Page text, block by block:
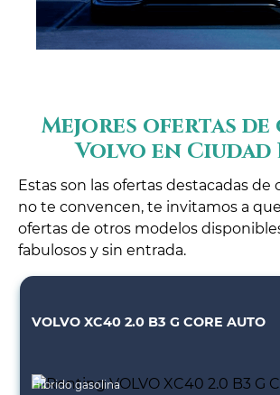
Mejores ofertas de
Volvo en Ciudad
Estas son las ofertas destacadas de
no te convencen, te invitamos a
ofertas de otros modelos
fabulosos y sin entrada.
VOLVO XC40 2.0 B3 G CORE AUTO
Híbrido gasolina